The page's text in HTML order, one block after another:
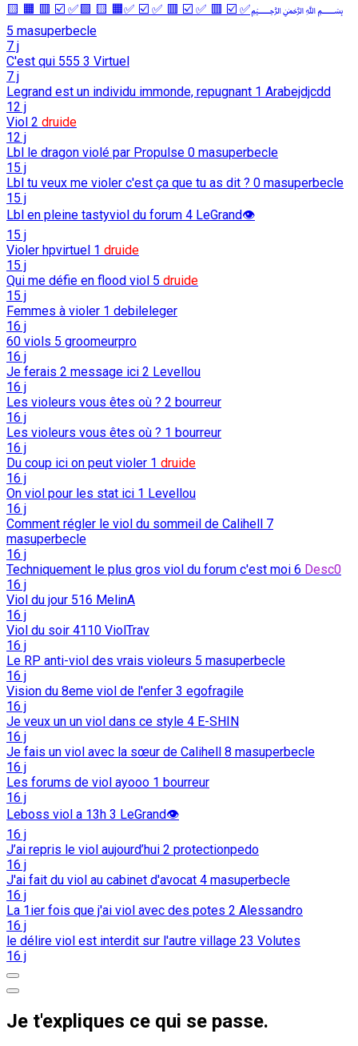
﷽✅ ☑️ 🟥 ✅ ☑️ 🟥 ✅ ☑️ ✅🟧 🟨 🟩✅ ☑️ 🟥 🟧 🟨
masuperbecle
7 j
C'est qui 555 3 Virtuel
7 j
Legrand est un individu immonde, repugnant 1 Arabejdjcdd
12 j
Viol 2 druide
12 j
Lbl le dragon violé par Propulse 0 masuperbecle
15 j
Lbl tu veux me violer c'est ça que tu as dit ? 0 masuperbecle
15 j
Lbl en pleine tastyviol du forum 4 LeGrand👁️
15 j
Violer hpvirtuel 1 druide
15 j
Qui me défie en flood viol 5 druide
15 j
Femmes à violer 1 debileleger
16 j
60 viols 5 groomeurpro
16 j
Je ferais 2 message ici 2 Levellou
16 j
Les violeurs vous êtes où ? 2 bourreur
16 j
Les violeurs vous êtes où ? 1 bourreur
16 j
Du coup ici on peut violer 1 druide
16 j
On viol pour les stat ici 1 Levellou
16 j
Comment régler le viol du sommeil de Calihell 7
masuperbecle
16 j
Techniquement le plus gros viol du forum c'est moi 6 Desc0
16 j
Viol du jour 516 MelinA
16 j
Viol du soir 4110 ViolTrav
16 j
Le RP anti-viol des vrais violeurs 5 masuperbecle
16 j
Vision du 8eme viol de l'enfer 3 egofragile
16 j
Je veux un un viol dans ce style 4 E-SHIN
16 j
Je fais un viol avec la sœur de Calihell 8 masuperbecle
16 j
Les forums de viol ayooo 1 bourreur
16 j
Leboss viol a 13h 3 LeGrand👁️
16 j
J’ai repris le viol aujourd’hui 2 protectionpedo
16 j
J'ai fait du viol au cabinet d'avocat 4 masuperbecle
16 j
La 1ier fois que j'ai viol avec des potes 2 Alessandro
16 j
le délire viol est interdit sur l'autre village 23 Volutes
16 j
Je t'expliques ce qui se passe.